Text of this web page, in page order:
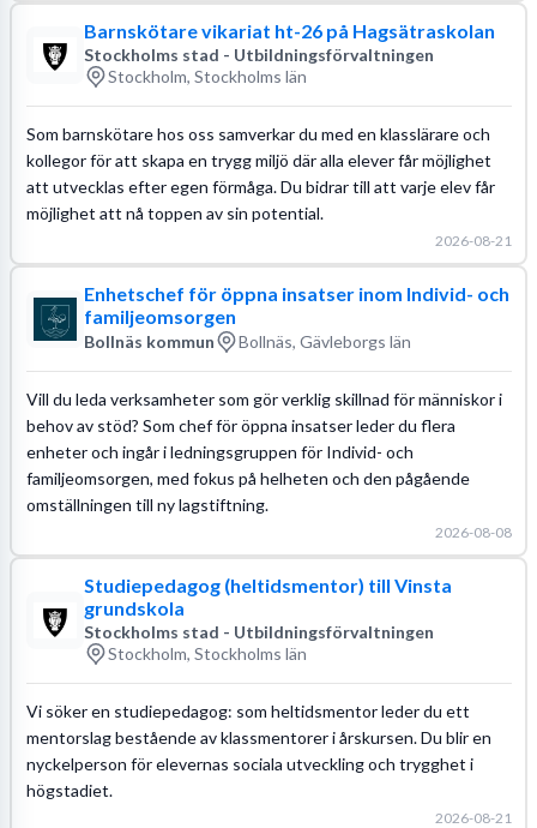
Barnskötare vikariat ht-26 på Hagsätraskolan
Stockholms stad - Utbildningsförvaltningen
Stockholm, Stockholms län
Som barnskötare hos oss samverkar du med en klasslärare och
kollegor för att skapa en trygg miljö där alla elever får möjlighet
att utvecklas efter egen förmåga. Du bidrar till att varje elev får
möjlighet att nå toppen av sin potential.
2026-08-21
Enhetschef för öppna insatser inom Individ- och
familjeomsorgen
Bollnäs kommun Bollnäs, Gävleborgs län
Vill du leda verksamheter som gör verklig skillnad för människor i
behov av stöd? Som chef för öppna insatser leder du flera
enheter och ingår i ledningsgruppen för Individ- och
familjeomsorgen, med fokus på helheten och den pågående
omställningen till ny lagstiftning.
2026-08-08
Studiepedagog (heltidsmentor) till Vinsta
grundskola
Stockholms stad - Utbildningsförvaltningen
Stockholm, Stockholms län
Vi söker en studiepedagog: som heltidsmentor leder du ett
mentorslag bestående av klassmentorer i årskursen. Du blir en
nyckelperson för elevernas sociala utveckling och trygghet i
högstadiet.
2026-08-21